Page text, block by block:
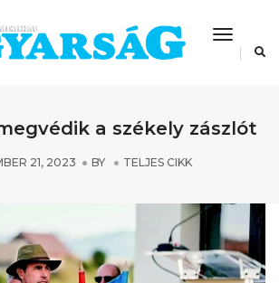
Toggle
a székely zászlót
21, 2023 BY TELJES CIKK